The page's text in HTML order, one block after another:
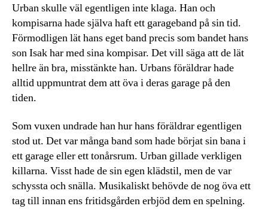
Urban skulle väl egentligen inte klaga. Han och
kompisarna hade själva haft ett garageband på sin tid.
Förmodligen lät hans eget band precis som bandet hans
son Isak har med sina kompisar. Det vill säga att de lät
hellre än bra, misstänkte han. Urbans föräldrar hade
alltid uppmuntrat dem att öva i deras garage på den
tiden.
Som vuxen undrade han hur hans föräldrar egentligen
stod ut. Det var många band som hade börjat sin bana i
ett garage eller ett tonårsrum. Urban gillade verkligen
killarna. Visst hade de sin egen klädstil, men de var
schyssta och snälla. Musikaliskt behövde de nog öva ett
tag till innan ens fritidsgården erbjöd dem en spelning.